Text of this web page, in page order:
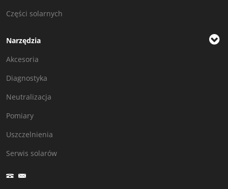
Części solarnych
Narzędzia
Akcesoria
Diagnostyka
Neutralizacja
Pomiary
Uszczelnienia
Serwis solarów